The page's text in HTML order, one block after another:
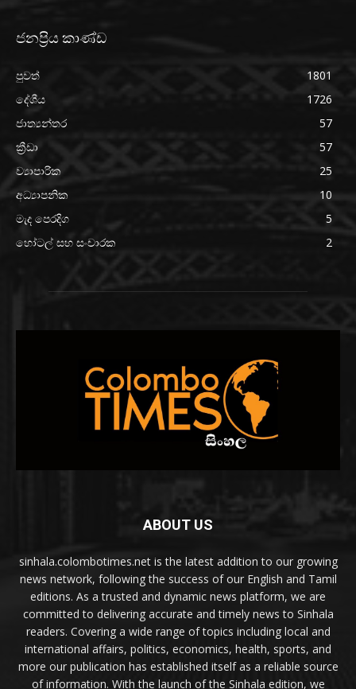
ජනප්‍රිය කාණ්ඩ
පුවත්
1801
දේශීය
1726
ජාත්‍යන්තර
57
ක්‍රීඩා
57
ව්‍යාපාරික
25
අධ්‍යාපනික
10
මැද පෙරදිග
5
හෝටල් සහ සංචාරක
2
ABOUT US
sinhala.colombotimes.net is the latest addition to our growing
news network, following the success of our English and Tamil
editions. As a trusted and dynamic news platform, we are
committed to delivering accurate and timely news to Sinhala
readers. Covering a wide range of topics including local and
international affairs, politics, economics, health, sports, and
more our publication has established itself as a reliable source
of information. With the launch of the Sinhala edition, we